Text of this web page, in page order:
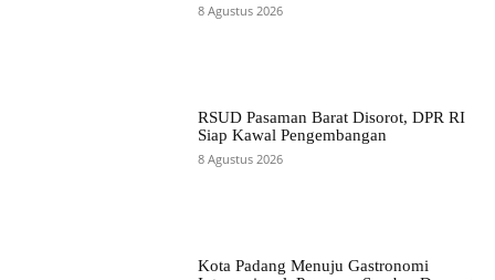
8 Agustus 2026
RSUD Pasaman Barat Disorot, DPR RI
Siap Kawal Pengembangan
8 Agustus 2026
Kota Padang Menuju Gastronomi